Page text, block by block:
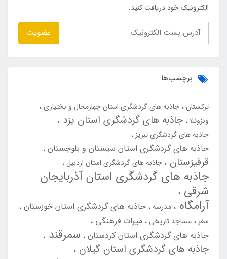
الکترونیک خود دریافت کنید.
عضویت
برچسب‌ها
ترکستان جاذبه های گردشگری استان چهارمحال و بختیاری
ونزوئلا
جاذبه های گردشگری استان یزد
جاذبه های گردشگری تبریز
جاذبه های گردشگری استان سیستان و بلوچستان
قرقیزستان جاذبه های گردشگری استان اردبیل
جاذبه های گردشگری استان آذربایجان
شرقی
آرامگاه
مدرسه جاذبه های گردشگری استان خوزستان
سفر مساجد تاریخی
میراث فرهنگی
جاذبه های گردشگری استان کردستان سمرقند
جاذبه های گردشگری استان گیلان